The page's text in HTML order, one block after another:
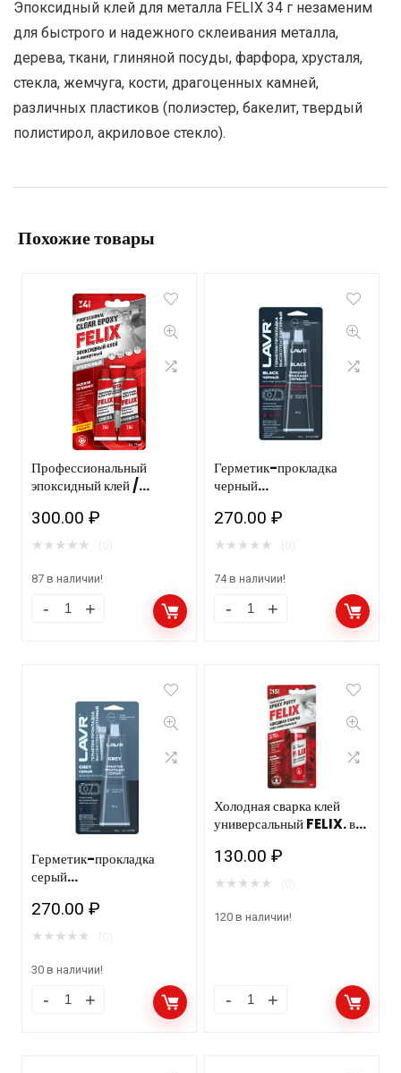
Эпоксидный клей для металла FELIX 34 г незаменим
для быстрого и надежного склеивания металла,
дерева, ткани, глиняной посуды, фарфора, хрусталя,
стекла, жемчуга, кости, драгоценных камней,
различных пластиков (полиэстер, бакелит, твердый
полистирол, акриловое стекло).
Похожие товары
Профессиональный
эпоксидный клей /
пластика) FELIX ТС/12
шт.
300.00₽
★ ★ ★ ★ ★
87 в наличии!
Герметик-прокладка
черный
BLACK LAVR RTV
silicone gasket
270.00₽
★ ★ ★ ★ ★
74 в наличии!
Герметик-прокладка
серый
GREY LAVR RTV
silicone gasket
270.00₽
★ ★ ★ ★ ★
30 в наличии!
Холодная сварка клей
универсальный FELIX. в
130.00₽
★ ★ ★ ★ ★
120 в наличии!